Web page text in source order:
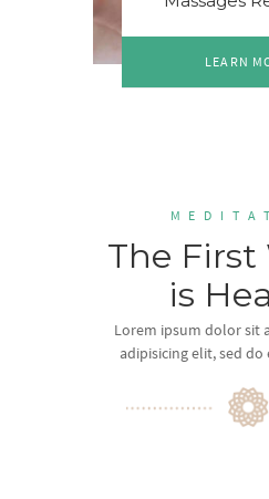
LEARN
The First
is
Lorem ipsum dolor sit
adipisicing elit, sed